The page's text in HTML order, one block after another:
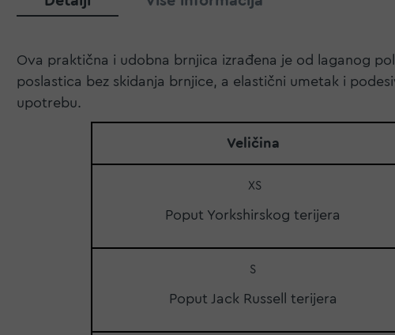
Ova praktična i udobna brnjica izrađena je od laganog
poslastica bez skidanja brnjice, a elastični umetak i
upotrebu.
Veličina
XS
Poput Yorkshirskog terijera
S
Poput Jack Russell terijera